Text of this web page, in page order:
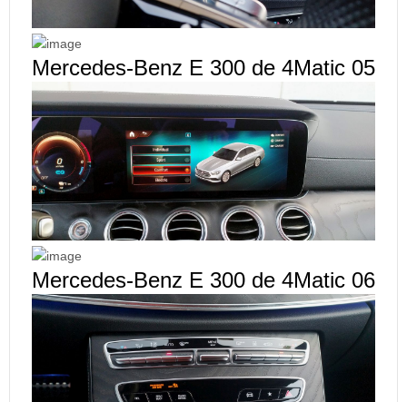
Mercedes-Benz E 300 de 4Matic 05
Mercedes-Benz E 300 de 4Matic 06